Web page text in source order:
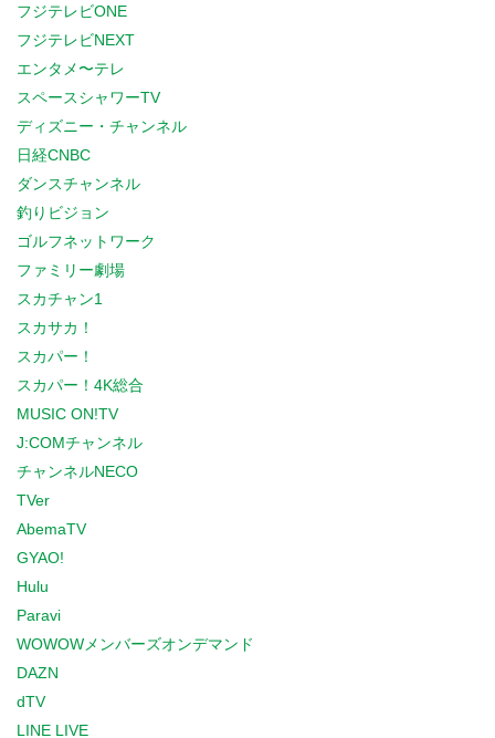
フジテレビONE
フジテレビNEXT
エンタメ〜テレ
スペースシャワーTV
ディズニー・チャンネル
日経CNBC
ダンスチャンネル
釣りビジョン
ゴルフネットワーク
ファミリー劇場
スカチャン1
スカサカ！
スカパー！
スカパー！4K総合
MUSIC ON!TV
J:COMチャンネル
チャンネルNECO
TVer
AbemaTV
GYAO!
Hulu
Paravi
WOWOWメンバーズオンデマンド
DAZN
dTV
LINE LIVE